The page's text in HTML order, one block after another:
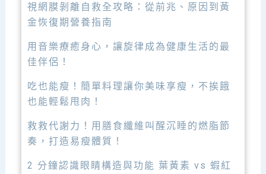
視網膜剝離自救全攻略：從前兆、原因到黃
金恢復期營養指南
用音樂療癒身心，讓旋律成為健康生活的最
佳伴侶！
吃也能瘦！簡單料理讓你美味享瘦，不挨餓
也能輕鬆甩肉！
救救代謝力！用膳食纖維叫醒沉睡的燃脂節
奏，打造易瘦體質！
2 分鐘認識眼睛構造與功能 葉黃素 vs 蝦紅